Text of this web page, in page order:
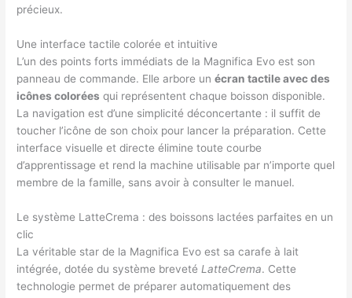
précieux.
Une interface tactile colorée et intuitive
L’un des points forts immédiats de la Magnifica Evo est son
panneau de commande. Elle arbore unécran tactile avec des
icônes colorées qui représentent chaque boisson disponible.
La navigation est d’une simplicité déconcertante : il suffit de
toucher l’icône de son choix pour lancer la préparation. Cette
interface visuelle et directe élimine toute courbe
d’apprentissage et rend la machine utilisable par n’importe quel
membre de la famille, sans avoir à consulter le manuel.
Le système LatteCrema : des boissons lactées parfaites en un
clic
La véritable star de la Magnifica Evo est sa carafe à lait
intégrée, dotée du système breveté LatteCrema. Cette
technologie permet de préparer automatiquement des